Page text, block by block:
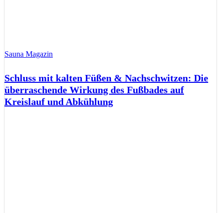
Sauna Magazin
Schluss mit kalten Füßen & Nachschwitzen: Die
überraschende Wirkung des Fußbades auf
Kreislauf und Abkühlung